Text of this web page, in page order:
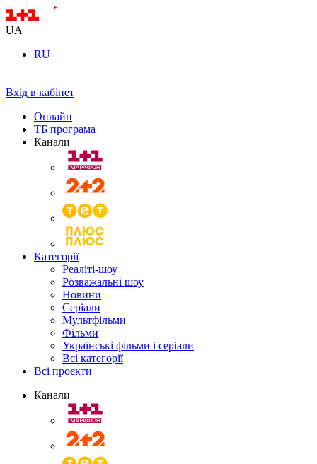
UA
RU
Вхід в кабінет
Онлайн
ТБ програма
Канали
Категорії
Реаліті-шоу
Розважальні шоу
Новини
Серіали
Мультфільми
Фільми
Українські фільми і серіали
Всі категорії
Всі проєкти
Канали